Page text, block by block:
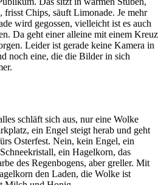
Chips, säuft Limonade. Je mehr
wird gegossen, vielleicht ist es auch
Da geht einer alleine mit einem Kreuz
Leider ist gerade keine Kamera in
noch eine, die die Bilder in sich
schläft sich aus, nur eine Wolke
ein Engel steigt herab und geht
Osterfest. Nein, kein Engel, ein
ein Hagelkorn, das
des Regenbogens, aber greller. Mit
den Laden, die Wolke ist